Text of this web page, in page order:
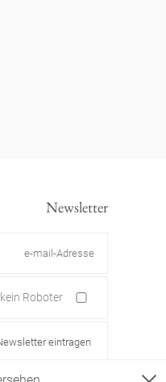
Newsletter
Roboter
eintragen